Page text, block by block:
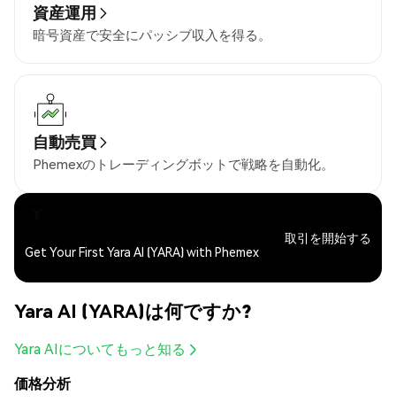
資産運用
暗号資産で安全にパッシブ収入を得る。
自動売買
Phemexのトレーディングボットで戦略を自動化。
Get Your First Yara AI (YARA) with Phemex
取引を開始する
Yara AI (YARA)は何ですか?
Yara AIについてもっと知る
価格分析